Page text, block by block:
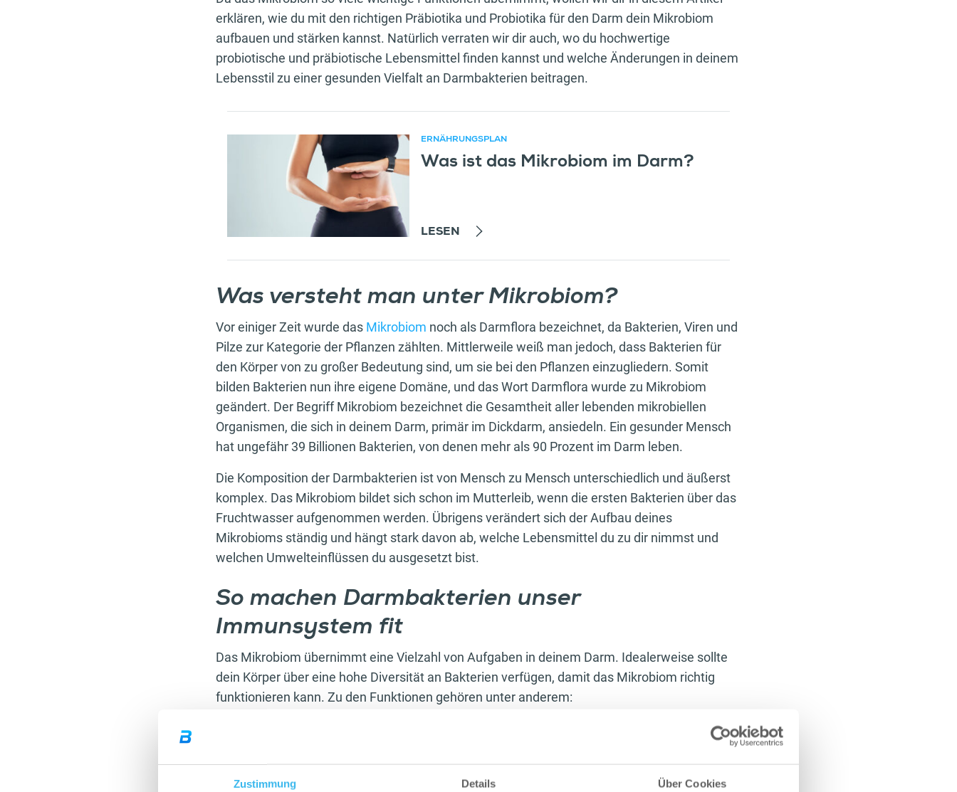
Zustimmung Details Über Cookies
erklären, wie du mit den richtigen Präbiotika und Probiotika für den Darm dein Mikrobiom
aufbauen und stärken kannst. Natürlich verraten wir dir auch, wo du hochwertige
probiotische und präbiotische Lebensmittel finden kannst und welche Änderungen in deinem
Lebensstil zu einer gesunden Vielfalt an Darmbakterien beitragen.
Empfohlener Artikel
ERNÄHRUNGSPLAN
Was ist das Mikrobiom im Darm?
LESEN
Was versteht man unter Mikrobiom?
Vor einiger Zeit wurde das Mikrobiom noch als Darmflora bezeichnet, da Bakterien, Viren und
Pilze zur Kategorie der Pflanzen zählten. Mittlerweile weiß man jedoch, dass Bakterien für
den Körper von zu großer Bedeutung sind, um sie bei den Pflanzen einzugliedern. Somit
bilden Bakterien nun ihre eigene Domäne, und das Wort Darmflora wurde zu Mikrobiom
geändert. Der Begriff Mikrobiom bezeichnet die Gesamtheit aller lebenden mikrobiellen
Organismen, die sich in deinem Darm, primär im Dickdarm, ansiedeln. Ein gesunder Mensch
hat ungefähr 39 Billionen Bakterien, von denen mehr als 90 Prozent im Darm leben.
Die Komposition der Darmbakterien ist von Mensch zu Mensch unterschiedlich und äußerst
komplex. Das Mikrobiom bildet sich schon im Mutterleib, wenn die ersten Bakterien über das
Fruchtwasser aufgenommen werden. Übrigens verändert sich der Aufbau deines
Mikrobioms ständig und hängt stark davon ab, welche Lebensmittel du zu dir nimmst und
welchen Umwelteinflüssen du ausgesetzt bist.
So machen Darmbakterien unser
Immunsystem fit
Das Mikrobiom übernimmt eine Vielzahl von Aufgaben in deinem Darm. Idealerweise sollte
dein Körper über eine hohe Diversität an Bakterien verfügen, damit das Mikrobiom richtig
funktionieren kann. Zu den Funktionen gehören unter anderem:
Herstellung von Vitaminen
Abwehr von Krankheitserregern